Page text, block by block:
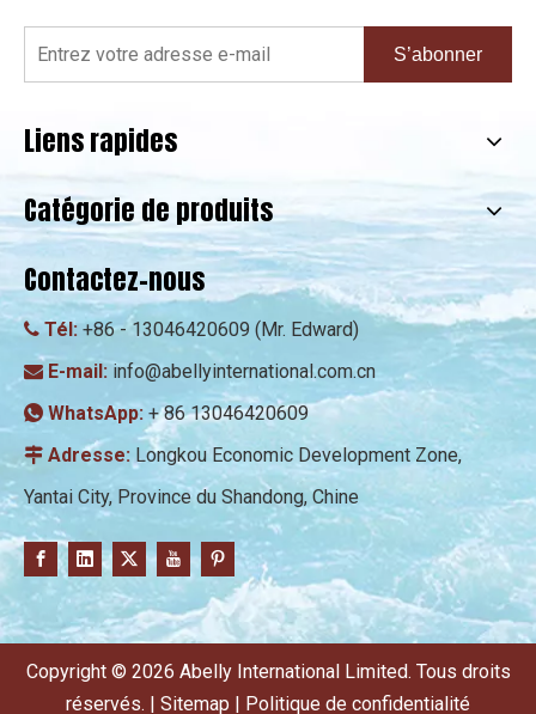
S’abonner
Liens rapides
Catégorie de produits
Contactez-nous
 Tél: +86 - 13046420609 (Mr. Edward)
 E-mail: info@abellyinternational.com.cn
 WhatsApp: + 86 13046420609
 Adresse: Longkou Economic Development Zone,
Yantai City, Province du Shandong, Chine
Copyright © 2026 Abelly International Limited. Tous droits
réservés. | Sitemap Politique de confidentialité